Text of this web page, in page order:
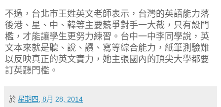
不過，台北市王姓英文老師表示，台灣的英語能力落
後港、星、中、韓等主要競爭對手一大截，只有設門
檻，才能讓學生更努力練習。台中一中李同學說，英
文本來就是聽、說、讀、寫等綜合能力，紙筆測驗難
以反映真正的英文實力，她主張國內的頂尖大學都要
訂英聽門檻。
於 星期四, 8月 28, 2014